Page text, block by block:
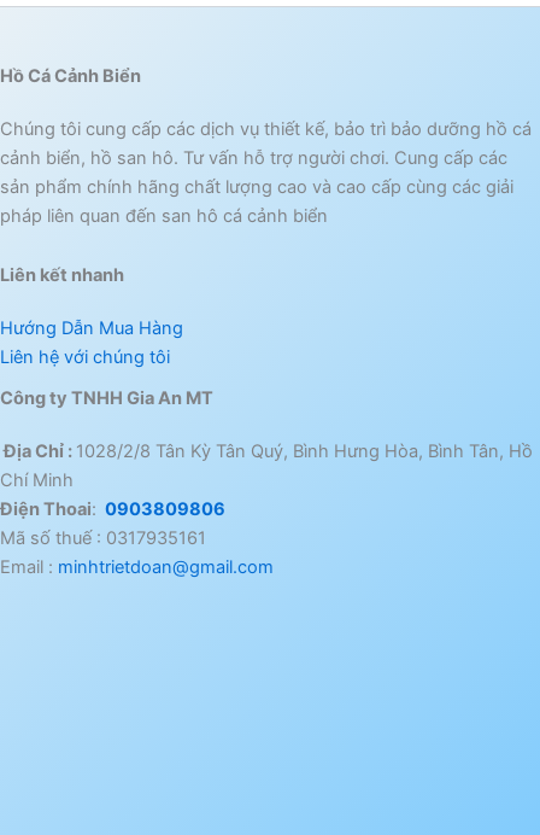
Hồ Cá Cảnh Biển
Chúng tôi cung cấp các dịch vụ thiết kế, bảo trì bảo dưỡng hồ cá
cảnh biển, hồ san hô. Tư vấn hỗ trợ người chơi. Cung cấp các
sản phẩm chính hãng chất lượng cao và cao cấp cùng các giải
pháp liên quan đến san hô cá cảnh biển
Liên kết nhanh
Hướng Dẫn Mua Hàng
Liên hệ với chúng tôi
Công ty TNHH Gia An MT
Địa Chỉ : 1028/2/8 Tân Kỳ Tân Quý, Bình Hưng Hòa, Bình Tân, Hồ
Chí Minh
Điện Thoai: 0903809806
Mã số thuế : 0317935161
Email : minhtrietdoan@gmail.com